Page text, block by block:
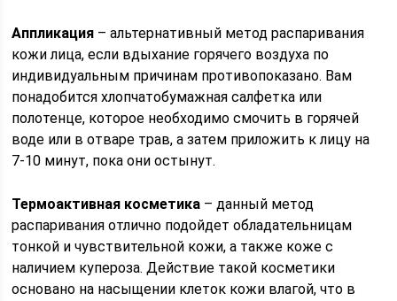
Аппликация – альтернативный метод распаривания
кожи лица, если вдыхание горячего воздуха по
индивидуальным причинам противопоказано. Вам
понадобится хлопчатобумажная салфетка или
полотенце, которое необходимо смочить в горячей
воде или в отваре трав, а затем приложить к лицу на
7-10 минут, пока они остынут.
Термоактивная косметика – данный метод
распаривания отлично подойдет обладательницам
тонкой и чувствительной кожи, а также коже с
наличием купероза. Действие такой косметики
основано на насыщении клеток кожи влагой, что в